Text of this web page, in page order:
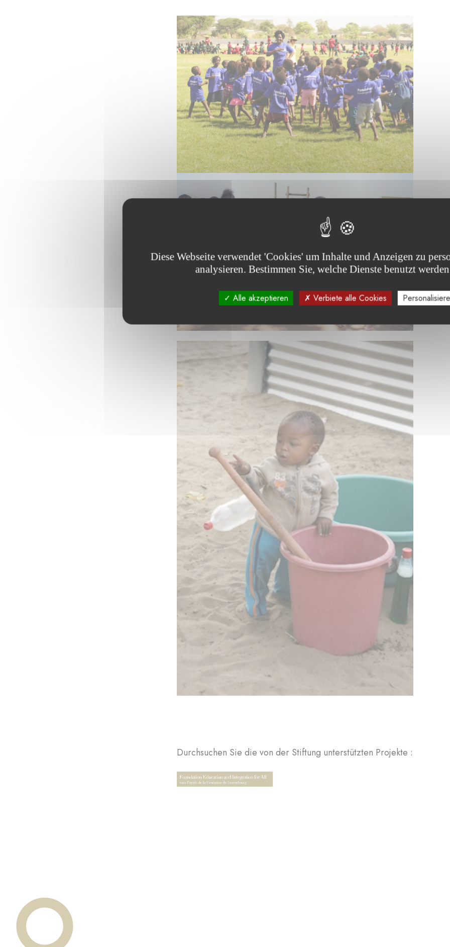
Durchsuchen Sie die von der Stiftung unterstützten Projekte :
Diese Webseite verwendet 'Cookies' um Inhalte und Anzeigen zu
analysieren. Bestimmen Sie, welche Dienste benutzt
Alle akzeptieren Verbiete alle Cookies